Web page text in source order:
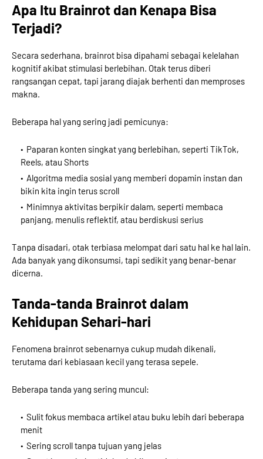
Apa Itu Brainrot dan Kenapa Bisa
Terjadi?
Secara sederhana, brainrot bisa dipahami sebagai kelelahan
kognitif akibat stimulasi berlebihan. Otak terus diberi
rangsangan cepat, tapi jarang diajak berhenti dan memproses
makna.
Beberapa hal yang sering jadi pemicunya:
Paparan konten singkat yang berlebihan, seperti TikTok,
Reels, atau Shorts
Algoritma media sosial yang memberi dopamin instan dan
bikin kita ingin terus scroll
Minimnya aktivitas berpikir dalam, seperti membaca
panjang, menulis reflektif, atau berdiskusi serius
Tanpa disadari, otak terbiasa melompat dari satu hal ke hal lain.
Ada banyak yang dikonsumsi, tapi sedikit yang benar-benar
dicerna.
Tanda-tanda Brainrot dalam
Kehidupan Sehari-hari
Fenomena brainrot sebenarnya cukup mudah dikenali,
terutama dari kebiasaan kecil yang terasa sepele.
Beberapa tanda yang sering muncul:
Sulit fokus membaca artikel atau buku lebih dari beberapa
menit
Sering scroll tanpa tujuan yang jelas